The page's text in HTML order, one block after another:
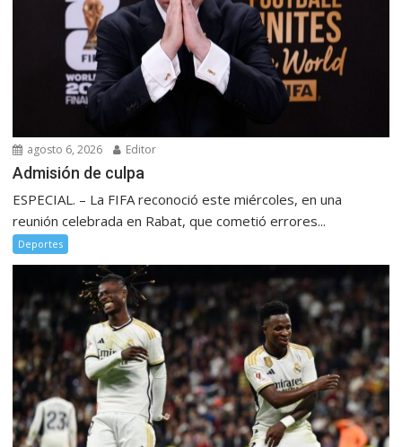
agosto 6, 2026 Editor
Admisión de culpa
ESPECIAL. – La FIFA reconoció este miércoles, en una
reunión celebrada en Rabat, que cometió errores...
Deportes